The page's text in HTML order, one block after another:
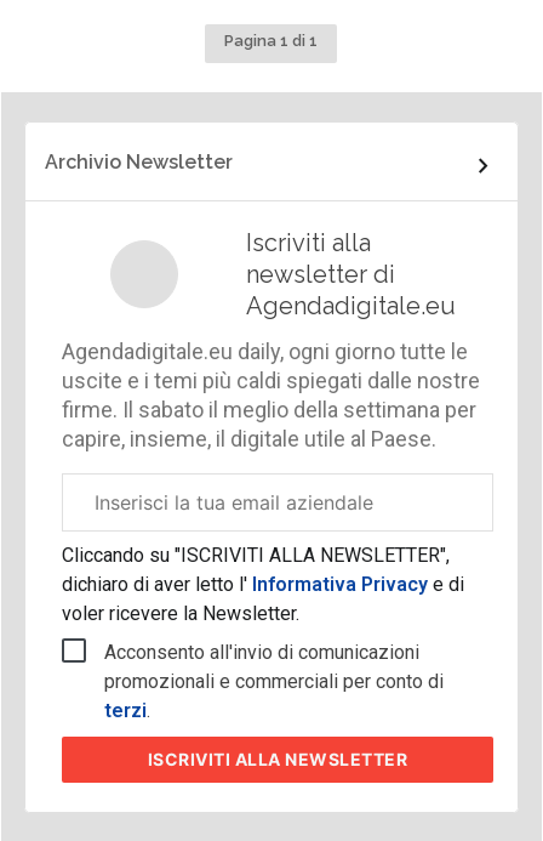
Pagina 1 di 1
Archivio Newsletter
Iscriviti alla
newsletter di
Agendadigitale.eu
Agendadigitale.eu daily, ogni giorno tutte le
uscite e i temi più caldi spiegati dalle nostre
firme. Il sabato il meglio della settimana per
capire, insieme, il digitale utile al Paese.
aziendale
Cliccando su "ISCRIVITI ALLA NEWSLETTER",
dichiaro di aver letto l'Informativa Privacy e di
voler ricevere la Newsletter.
Acconsento all'invio di comunicazioni
promozionali e commerciali per conto di
terzi.
ISCRIVITI ALLA NEWSLETTER